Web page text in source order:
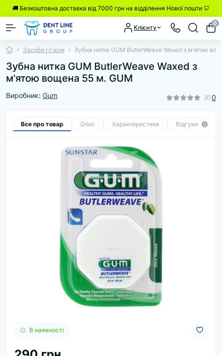
🚚 Безкоштовна доставка від 7000 грн на відділення Нової пошти 🦷
Клієнту
0
Засоби гігієни Зубна нитка GUM ButlerWeave Waxed з м'ятою
Зубна нитка GUM ButlerWeave Waxed з
м'ятою вощена 55 м. GUM
Виробник: Gum 0
Все про товар Опис Характеристики Відгуки 0
В наявності